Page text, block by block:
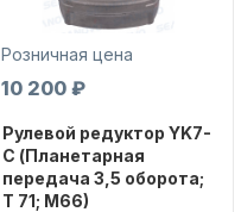
Розничная цена
10 200 ₽
Рулевой редуктор YK7-
C (Планетарная
передача 3,5 оборота;
T 71; M66)